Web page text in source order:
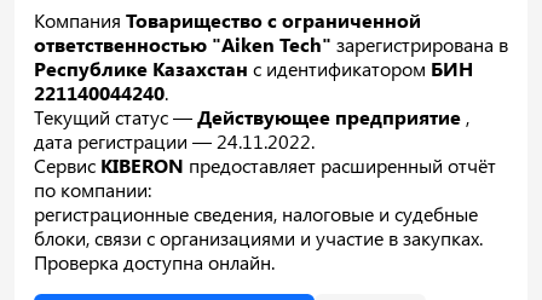
Компания Товарищество с ограниченной
ответственностью "Aiken Tech" зарегистрирована в
Республике Казахстан с идентификатором БИН
221140044240.
Текущий статус —Действующее предприятие ,
дата регистрации — 24.11.2022.
Сервис KIBERON предоставляет расширенный отчёт
по компании:
регистрационные сведения, налоговые и судебные
блоки, связи с организациями и участие в закупках.
Проверка доступна онлайн.